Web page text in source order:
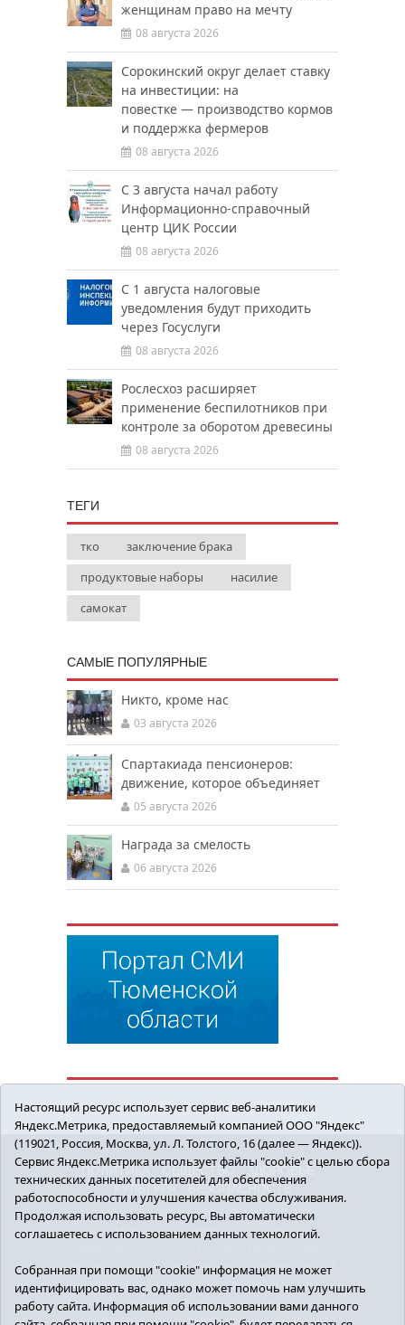
женщинам право на мечту
08 августа 2026
Сорокинский округ делает ставку
на инвестиции: на
повестке — производство кормов
и поддержка фермеров
08 августа 2026
С 3 августа начал работу
Информационно-справочный
центр ЦИК России
08 августа 2026
С 1 августа налоговые
уведомления будут приходить
через Госуслуги
08 августа 2026
Рослесхоз расширяет
применение беспилотников при
контроле за оборотом древесины
08 августа 2026
ТЕГИ
тко
заключение брака
продуктовые наборы
насилие
самокат
САМЫЕ ПОПУЛЯРНЫЕ
Никто, кроме нас
03 августа 2026
Спартакиада пенсионеров:
движение, которое объединяет
05 августа 2026
Награда за смелость
06 августа 2026
ПОЛИТИКА ОБЩЕСТВО
ЗДОРОВЬЕ
КУЛЬТУРА
БЕЗОПАСНОСТЬ
16+ © 2018 Сорокинский район в деталях.
Новости Сорокинского района
редактор - Королюк Елена Анатольевна, e-mail:
znamenka@inbox.ru, тел.: 8(34550)2-27-30
Регистрационный номер СМИ Эл №ФС77-69142
от 24 марта 2017 г., выданное Федеральной
Настоящий ресурс использует сервис веб-аналитики
Яндекс.Метрика, предоставляемый компанией ООО "Яндекс"
(119021, Россия, Москва, ул. Л. Толстого, 16 (далее — Яндекс)).
Сервис Яндекс.Метрика использует файлы "cookie" с целью сбора
технических данных посетителей для обеспечения
работоспособности и улучшения качества обслуживания.
Продолжая использовать ресурс, Вы автоматически
соглашаетесь с использованием данных технологий.
Собранная при помощи "cookie" информация не может
идентифицировать вас, однако может помочь нам улучшить
работу сайта. Информация об использовании вами данного